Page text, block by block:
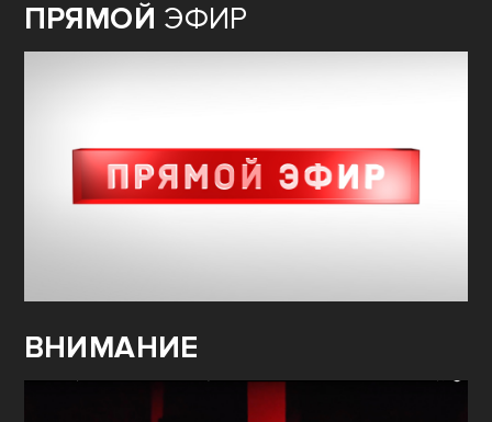
ПРЯМОЙ ЭФИР
ВНИМАНИЕ